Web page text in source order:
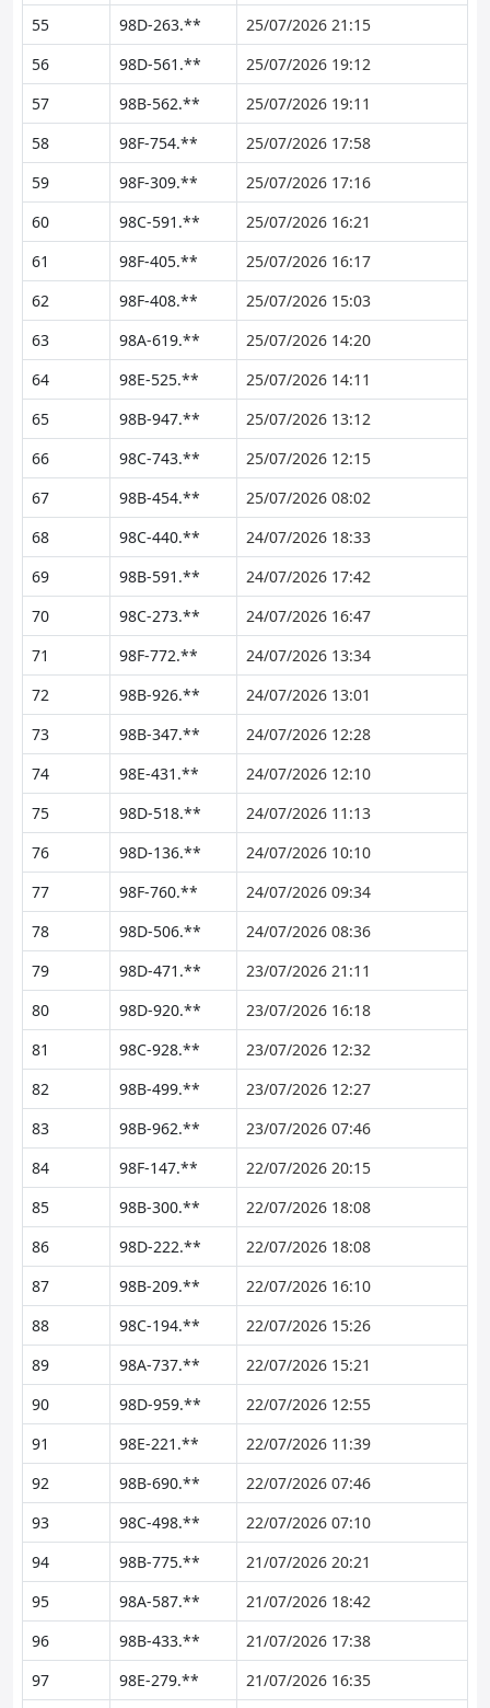
55 98D-263.**
25/07/2026 21:15
56
98D-561.**
25/07/2026 19:12
57
98B-562.**
25/07/2026 19:11
58
98F-754.**
25/07/2026 17:58
59
98F-309.**
25/07/2026 17:16
60
98C-591.**
25/07/2026 16:21
61
98F-405.**
25/07/2026 16:17
62
98F-408.**
25/07/2026 15:03
63
98A-619.**
25/07/2026 14:20
64
98E-525.**
25/07/2026 14:11
65
98B-947.**
25/07/2026 13:12
66
98C-743.**
25/07/2026 12:15
67
98B-454.**
25/07/2026 08:02
68
98C-440.**
24/07/2026 18:33
69
98B-591.**
24/07/2026 17:42
70
98C-273.**
24/07/2026 16:47
71
98F-772.**
24/07/2026 13:34
72
98B-926.**
24/07/2026 13:01
73
98B-347.**
24/07/2026 12:28
74
98E-431.**
24/07/2026 12:10
75
98D-518.**
24/07/2026 11:13
76
98D-136.**
24/07/2026 10:10
77
98F-760.**
24/07/2026 09:34
78
98D-506.**
24/07/2026 08:36
79
98D-471.**
23/07/2026 21:11
80
98D-920.**
23/07/2026 16:18
81
98C-928.**
23/07/2026 12:32
82
98B-499.**
23/07/2026 12:27
83
98B-962.**
23/07/2026 07:46
84
98F-147.**
22/07/2026 20:15
85
98B-300.**
22/07/2026 18:08
86
98D-222.**
22/07/2026 18:08
87
98B-209.**
22/07/2026 16:10
88
98C-194.**
22/07/2026 15:26
89
98A-737.**
22/07/2026 15:21
90
98D-959.**
22/07/2026 12:55
91
98E-221.**
22/07/2026 11:39
92
98B-690.**
22/07/2026 07:46
93
98C-498.**
22/07/2026 07:10
94
98B-775.**
21/07/2026 20:21
95
98A-587.**
21/07/2026 18:42
96
98B-433.**
21/07/2026 17:38
97
98E-279.**
21/07/2026 16:35